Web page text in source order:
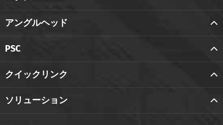
アングルヘッド
PSC
クイックリンク
ソリューション